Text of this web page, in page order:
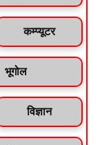
कम्प्यूटर
भूगोल
विज्ञान